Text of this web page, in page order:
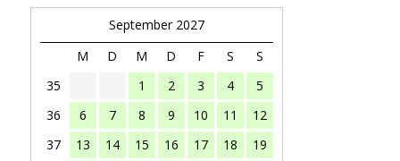
September 2027
M
D M D F S
S
35
1 2 3 4
5
36
6 7 8 9 10 11
12
37
13 14 15 16 17 18
19